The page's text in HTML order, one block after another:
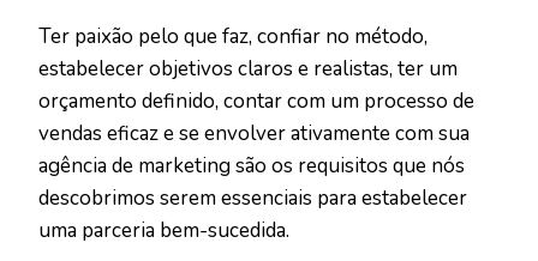
Ter paixão pelo que faz, confiar no método,
estabelecer objetivos claros e realistas, ter um
orçamento definido, contar com um processo de
vendas eficaz e se envolver ativamente com sua
agência de marketing são os requisitos que nós
descobrimos serem essenciais para estabelecer
uma parceria bem-sucedida.